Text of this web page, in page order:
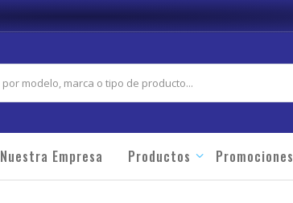
Nuestra Empresa Productos Promociones